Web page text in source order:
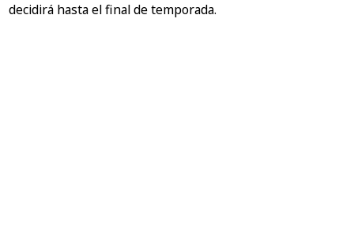
decidirá hasta el final de temporada.